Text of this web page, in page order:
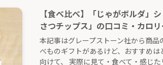
【食べ比べ】「じゃがボルダ」
さつチップス」の口コミ・カロ
本記事はグレープストーン社から商
べものギフトがあるけど、おすすめ
向けて、 実際に見て・食べて・感じ